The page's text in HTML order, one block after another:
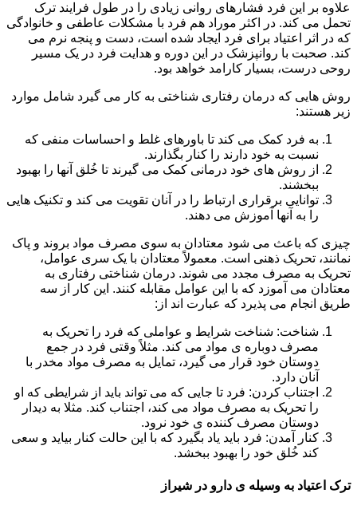
علاوه بر این فرد فشارهای روانی زیادی را در طول فرایند ترک
تحمل می کند. در اکثر موراد هم فرد با مشکلات عاطفی و خانوادگی
که در اثر اعتیاد برای فرد ایجاد شده است، دست و پنجه نرم می
کند. صحبت با روانپزشک در این دوره و هدایت فرد در یک مسیر
روحی درست، بسیار کارامد خواهد بود.
روش هایی که درمان رفتاری شناختی به کار می گیرد شامل موارد
زیر هستند:
به فرد کمک می کند تا باورهای غلط و احساسات منفی که
نسبت به خود دارند را کنار بگذارند.
از روش های خود درمانی کمک می گیرند تا خُلق آنها را بهبود
ببخشند.
توانایی برقراری ارتباط را در آنان تقویت می کند و تکنیک هایی
را به آنها آموزش می دهند.
چیزی که باعث می شود معتادان به سوی مصرف مواد بروند و پاک
نمانند، تحریک ذهنی است. معمولاً معتادان با یک سری عوامل،
تحریک به مصرف مجدد می شوند. درمان شناختی رفتاری به
معتادان می آموزد که با این عوامل مقابله کنند. این کار از سه
طریق انجام می پذیرد که عبارت اند از:
شناخت: شناخت شرایط و عواملی که فرد را تحریک به
مصرف دوباره ی مواد می کند. مثلاً وقتی فرد در جمع
دوستان خود قرار می گیرد، تمایل به مصرف مواد مخدر با
آنان دارد.
اجتناب کردن: فرد تا جایی که می تواند باید از شرایطی که او
را تحریک به مصرف مواد می کند، اجتناب کند. مثلا به دیدار
دوستان مصرف کننده ی خود نرود.
کنار آمدن: فرد باید یاد بگیرد که با این حالت کنار بیاید و سعی
کند خُلق خود را بهبود ببخشد.
ترک اعتیاد به وسیله ی دارو در شیراز